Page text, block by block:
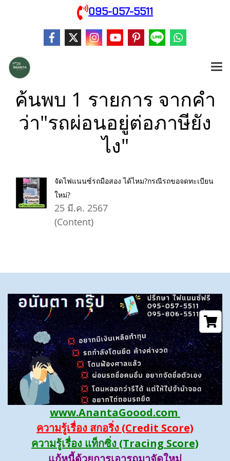
095-057-5511
ค้นพบ 1 รายการ จากคำ
ว่า"รถผ่อนอยู่ต่อภาษียัง
ไง"
จัดไฟแนนซ์รถมือสอง ได้ไหม?กรณีรถขอจดทะเบียน
ใหม่?
25 มี.ค. 2567
(Content)
www.AnantaGoood.com
ความรู้เรื่อง สกอริ่ง (Credit Score)
ความรู้เรื่อง แท็กซิ่ง (Tracing Score)